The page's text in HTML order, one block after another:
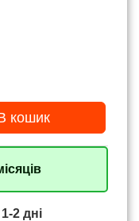
кошик
2 дні